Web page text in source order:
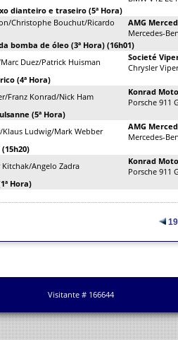
dianteiro e traseiro (5ª Hora)
Christophe Bouchut/Ricardo
AMG
Mercedes-
bomba de óleo (3ª Hora) (16h01)
Duez/Patrick Huisman
Societé
Chrysler
(4ª Hora)
Franz Konrad/Nick Ham
Konrad
Porsche 911
(5ª Hora)
Klaus Ludwig/Mark Webber
AMG
Mercedes-
Angelo Zadra
Konrad
Porsche 911
Hora)
Visitante # 166644